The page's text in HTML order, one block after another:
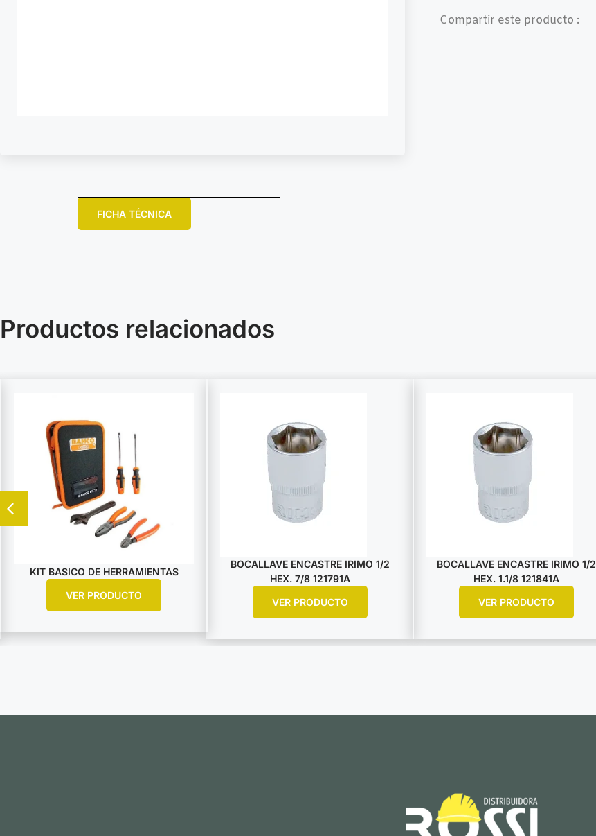
Compartir este producto :
FICHA TÉCNICA
Productos relacionados
KIT BASICO DE HERRAMIENTAS
VER PRODUCTO
BOCALLAVE ENCASTRE IRIMO 1/2
HEX. 7/8 121791A
VER PRODUCTO
BOCALLAVE ENCASTRE IRIMO 1/2
HEX. 1.1/8 121841A
VER PRODUCTO